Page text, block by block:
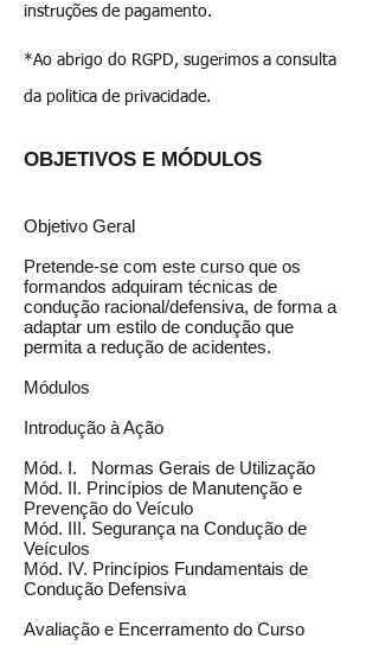
instruções de pagamento.
*Ao abrigo do RGPD, sugerimos a consulta
da politica de privacidade.
OBJETIVOS E MÓDULOS
Objetivo Geral
Pretende-se com este curso que os
formandos adquiram técnicas de
condução racional/defensiva, de forma a
adaptar um estilo de condução que
permita a redução de acidentes.
Módulos
Introdução à Ação
Mód. I. Normas Gerais de Utilização
Mód. II. Princípios de Manutenção e
Prevenção do Veículo
Mód. III. Segurança na Condução de
Veículos
Mód. IV. Princípios Fundamentais de
Condução Defensiva
Avaliação e Encerramento do Curso